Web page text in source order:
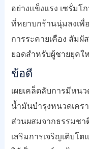
อย่างแข็งแรง เซรั่ม
ที่หยาบกร้านนุ่มลงเพื่
การระคายเคือง สัม
ยอดสำหรับผู้ชายยุคใ
ข้อดี
เผยเคล็ดลับการมีหน
น้ำมันบำรุงหนวดเคร
ส่วนผสมจากธรรมช
เสริมการเจริญเติบโ